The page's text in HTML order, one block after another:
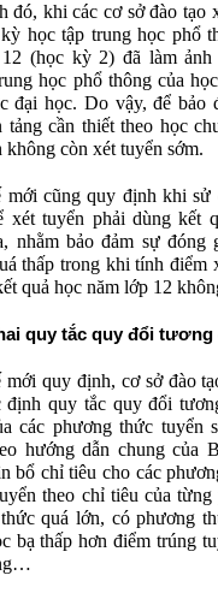
đó, khi các cơ sở đào tạo
học tập trung học phổ
(học kỳ 2) đã làm
học phổ thông của
đại học. Do vậy, để bảo
tảng cần thiết theo học
không còn xét tuyển sớm.
mới cũng quy định khi sử
xét tuyển phải dùng kết
nhằm bảo đảm sự
thấp trong khi tính điểm
quả học năm lớp 12
quy tắc quy đổi
mới quy định, cơ sở đào
định quy tắc quy đổi
các phương thức tuyển
hướng dẫn chung
bổ chỉ tiêu cho các
theo chỉ tiêu của
quá lớn, có phương
bạ thấp hơn điểm trúng